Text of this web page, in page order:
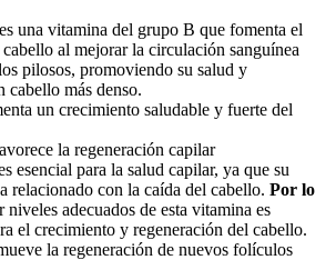
una vitamina del grupo B que fomenta el
al mejorar la circulación sanguínea
pilosos, promoviendo su salud y
cabello más denso.
un crecimiento saludable y fuerte del
la regeneración capilar
esencial para la salud capilar, ya que su
relacionado con la caída del cabello. Por lo
niveles adecuados de esta vitamina es
el crecimiento y regeneración del cabello.
la regeneración de nuevos folículos